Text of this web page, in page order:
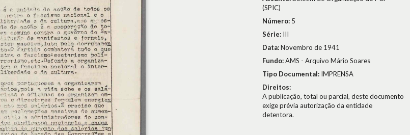
(SPIC)
Número: 5
Série: III
Data:Novembro de 1941
Fundo:AMS - Arquivo Mário Soares
Tipo Documental: IMPRENSA
Direitos:
A publicação, total ou parcial, deste documento
exige prévia autorização da entidade
detentora.